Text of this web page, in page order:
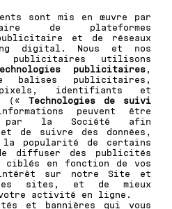
sont mis en œuvre par
de plateformes
publicitaire et de réseaux
digital. Nous et nos
publicitaires utilisons
publicitaires ,
balises publicitaires,
identifiants et
(« Technologies de suivi
peuvent être
par la Société afin
et de suivre des données,
la popularité de certains
diffuser des publicités
ciblés en fonction de vos
sur notre Site et
sites, et de mieux
votre activité en ligne.
et bannières qui vous